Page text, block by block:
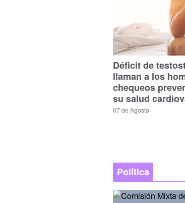
Déficit de
llaman a los
chequeos
su salud
07 de Agosto
Política